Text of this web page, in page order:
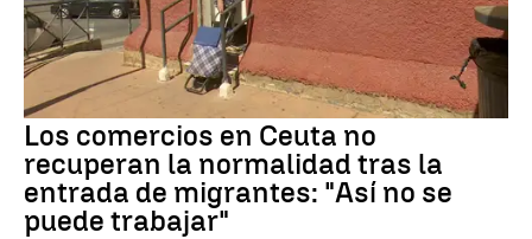
Los comercios en Ceuta no
recuperan la normalidad tras la
entrada de migrantes: "Así no se
puede trabajar"